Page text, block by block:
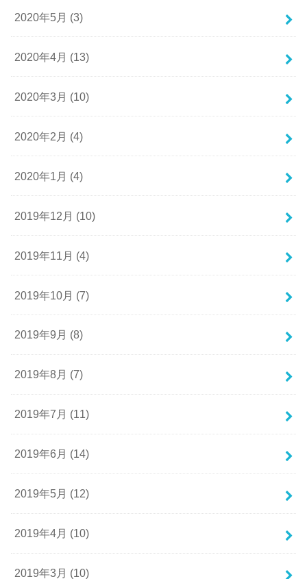
2020年5月 (3)
2020年4月 (13)
2020年3月 (10)
2020年2月 (4)
2020年1月 (4)
2019年12月 (10)
2019年11月 (4)
2019年10月 (7)
2019年9月 (8)
2019年8月 (7)
2019年7月 (11)
2019年6月 (14)
2019年5月 (12)
2019年4月 (10)
2019年3月 (10)